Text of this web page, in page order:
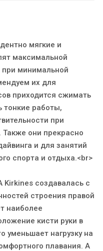
мягкие и
максимальной
при минимальной
их для
приходится сжимать
тонкие работы,
при
они прекрасно
и для занятий
спорта и отдыха.<br>
Kirkines создавалась с
строения правой
наиболее
кисти руки в
уменьшает нагрузку на
плавания. А